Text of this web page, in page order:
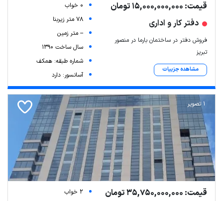
قیمت: 15,000,000,000 تومان
دفتر کار و اداری
فروش دفتر در ساختمان بارما در منصور
تبریز
مشاهده جزییات
0 خواب
78 متر زیربنا
-- متر زمین
سال ساخت 1390
شماره طبقه: همکف
آسانسور: دارد
1 تصویر
قیمت: 35,750,000,000 تومان
2 خواب